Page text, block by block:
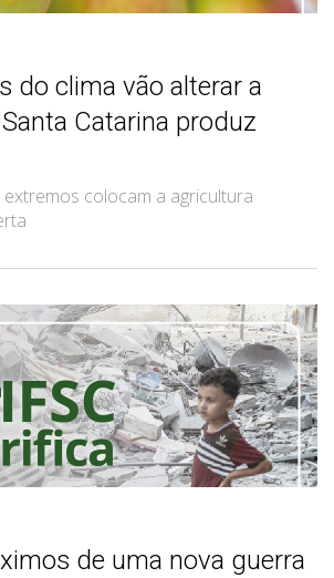
do clima vão alterar a
Catarina produz
extremos colocam a agricultura
de uma nova guerra